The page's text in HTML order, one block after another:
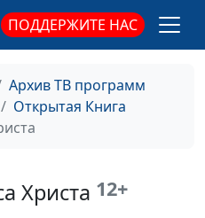
ПОДДЕРЖИТЕ НАС
Архив ТВ программ
Открытая Книга
Христа 12+
священнослужитель
Юлия Синицына,
Юрий Волобоев,
священнослужитель